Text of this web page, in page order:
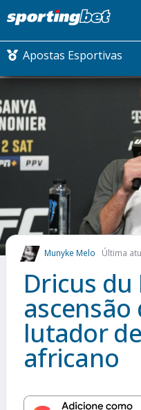
Apostas Esportivas
CONMEBOL
FUTEBOL
FUTEBOL
COMO
MAIS ESPORTES
Munyke Melo Última
Dricus du
ascensão
lutador
africano